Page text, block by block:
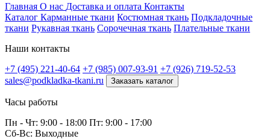
Главная О нас Доставка и оплата Контакты
Каталог Карманные ткани Костюмная ткань Подкладочные
ткани Рукавная ткань Сорочечная ткань Плательные ткани
Наши контакты
+7 (495) 221-40-64 +7 (985) 007-93-91 +7 (926) 719-52-53
sales@podkladka-tkani.ru
Заказать каталог
Часы работы
Пн - Чт: 9:00 - 18:00 Пт: 9:00 - 17:00
Сб-Вс: Выходные